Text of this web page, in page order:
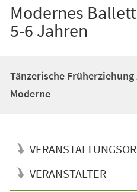
Modernes
5-6 Jahren
Tänzerische
Moderne
VERANSTALTER